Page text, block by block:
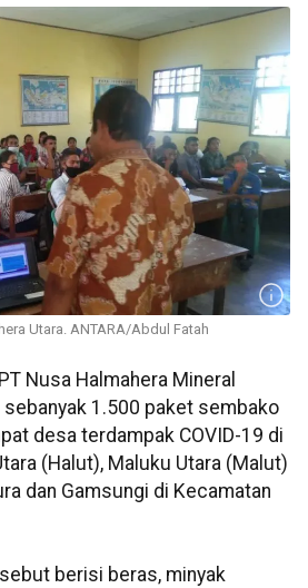
Utara. ANTARA/Abdul Fatah
Nusa Halmahera Mineral
1.500 paket sembako
desa terdampak COVID-19 di
(Halut), Maluku Utara (Malut)
dan Gamsungi di Kecamatan
berisi beras, minyak